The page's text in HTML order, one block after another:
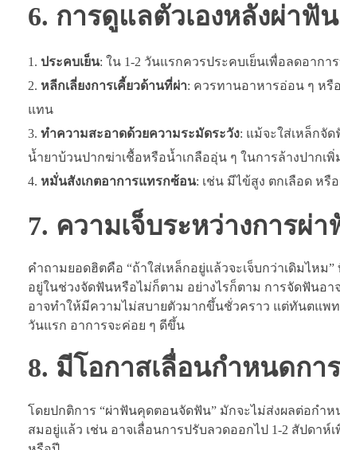
6. การดูแลตัวเองหลังผ่าฟั
ประคบเย็น: ใน 1-2 วันแรกควรประคบเย็นเพื่อลดอากา
หลีกเลี่ยงการเคี้ยวด้านที่ผ่า: ควรทานอาหารอ่อน ๆ หรื
แทน
ทำความสะอาดด้วยความระมัดระวัง: แม้จะใส่เหล็กจั
น้ำยาบ้วนปากฆ่าเชื้อหรือน้ำเกลืออุ่น ๆ ในการล้างปากเพิ่
หมั่นสังเกตอาการแทรกซ้อน: เช่น มีไข้สูง ตกเลือด หรื
7. ความเจ็บระหว่างการ
คำถามยอดฮิตคือ “ถ้าใส่เหล็กอยู่แล้วจะเจ็บกว่าเดิมไหม
อยู่ในช่วงจัดฟันหรือไม่ก็ตาม อย่างไรก็ตาม การจัดฟันอ
อาจทำให้มีความไม่สบายตัวมากขึ้นชั่วคราว แต่ทันตแพท
วันแรก อาการจะค่อย ๆ ดีขึ้น
8. มีโอกาสเลื่อนกำหนดก
โดยปกติการ “ผ่าฟันคุดตอนจัดฟัน” มักจะไม่ส่งผลต่อกำ
สมอยู่แล้ว เช่น อาจเลื่อนการปรับลวดออกไป 1-2 สัปดา